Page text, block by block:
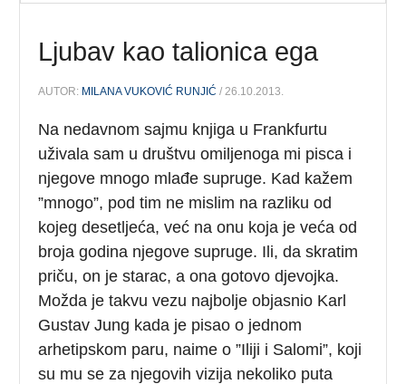
Ljubav kao talionica ega
AUTOR: MILANA VUKOVIĆ RUNJIĆ / 26.10.2013.
Na nedavnom sajmu knjiga u Frankfurtu
uživala sam u društvu omiljenoga mi pisca i
njegove mnogo mlađe supruge. Kad kažem
”mnogo”, pod tim ne mislim na razliku od
kojeg desetljeća, već na onu koja je veća od
broja godina njegove supruge. Ili, da skratim
priču, on je starac, a ona gotovo djevojka.
Možda je takvu vezu najbolje objasnio Karl
Gustav Jung kada je pisao o jednom
arhetipskom paru, naime o ”Iliji i Salomi”, koji
su mu se za njegovih vizija nekoliko puta